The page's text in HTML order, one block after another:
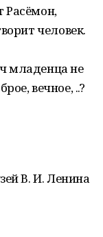
Расёмон,
человек.
младенца не
вечное, ..?
В. И. Ленина